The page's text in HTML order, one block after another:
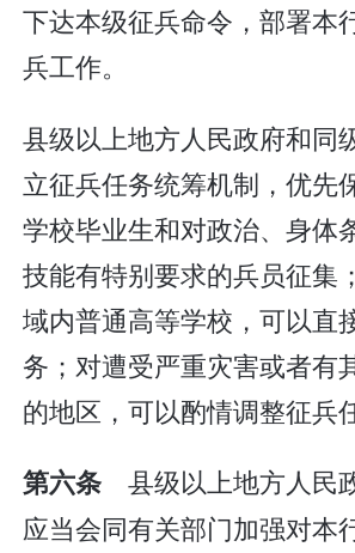
下达本级征兵命令，部署本
兵工作。
县级以上地方人民政府和同
立征兵任务统筹机制，优先
学校毕业生和对政治、身体
技能有特别要求的兵员征集
域内普通高等学校，可以直
务；对遭受严重灾害或者有
的地区，可以酌情调整征兵
第六条 县级以上地方人民
应当会同有关部门加强对本